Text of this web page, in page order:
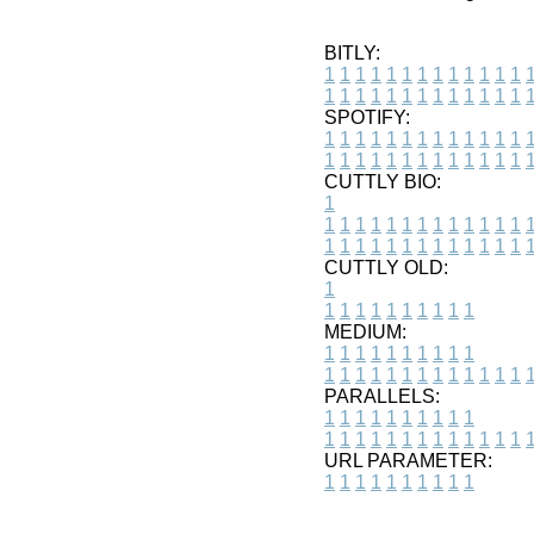
BITLY:
1 1 1 1 1 1 1 1 1 1 1 1 1 1
1 1 1 1 1 1 1 1 1 1 1 1 1 1
SPOTIFY:
1 1 1 1 1 1 1 1 1 1 1 1 1 1
1 1 1 1 1 1 1 1 1 1 1 1 1 1
CUTTLY BIO:
1
1 1 1 1 1 1 1 1 1 1 1 1 1 1
1 1 1 1 1 1 1 1 1 1 1 1 1 1
CUTTLY OLD:
1
1 1 1 1 1 1 1 1 1 1
MEDIUM:
1 1 1 1 1 1 1 1 1 1
1 1 1 1 1 1 1 1 1 1 1 1 1 1
PARALLELS:
1 1 1 1 1 1 1 1 1 1
1 1 1 1 1 1 1 1 1 1 1 1 1 1
URL PARAMETER:
1 1 1 1 1 1 1 1 1 1